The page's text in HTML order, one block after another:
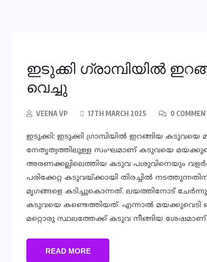
ഇടുക്കി ഗ്രാമ്പിയില്‍
വെച്ചു
VEENA VP 17TH MARCH 2025 0
ഇടുക്കി: ഇടുക്കി ഗ്രാമ്പിയില്‍ ഇറങ്ങിയ
നേതൃത്വത്തിലുള്ള സംഘമാണ് കടുവയെ
അരണക്കല്ലിലെത്തിയ കടുവ പശുവിനെയും
പരിക്കേറ്റ കടുവയ്ക്കായി തിരച്ചില്‍
മൃഗങ്ങളെ കടിച്ചുകൊന്നത്. ലയത്തിനോട്
കടുവയെ കണ്ടെത്തിയത്. എന്നാല്‍ മയക്കുവെടി
മറ്റൊരു സ്ഥലത്തേക്ക് കടുവ നീങ്ങിയ ശേഷമാണ്
READ MORE